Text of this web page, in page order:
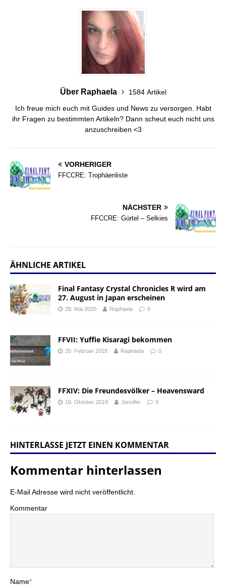
Über Raphaela
1584 Artikel
Ich freue mich euch mit Guides und News zu versorgen. Habt
ihr Fragen zu bestimmten Artikeln? Dann scheut euch nicht uns
anzuschreiben <3
VORHERIGER
FFCCRE: Trophäenliste
NÄCHSTER
FFCCRE: Gürtel – Selkies
ÄHNLICHE ARTIKEL
Final Fantasy Crystal Chronicles R wird am
27. August in Japan erscheinen
28. Mai 2020 Raphaela 0
FFVII: Yuffie Kisaragi bekommen
20. Februar 2018 Raphaela 0
FFXIV: Die Freundesvölker – Heavensward
18. Oktober 2019 Jennifer 9
HINTERLASSE JETZT EINEN KOMMENTAR
Kommentar hinterlassen
E-Mail Adresse wird nicht veröffentlicht.
Kommentar
Name*